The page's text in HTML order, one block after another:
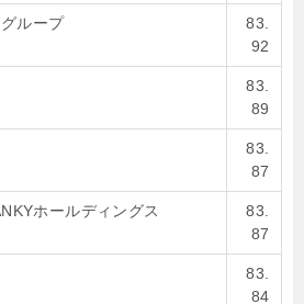
ループ
83.
92
83.
89
83.
87
ホールディングス
83.
87
83.
84